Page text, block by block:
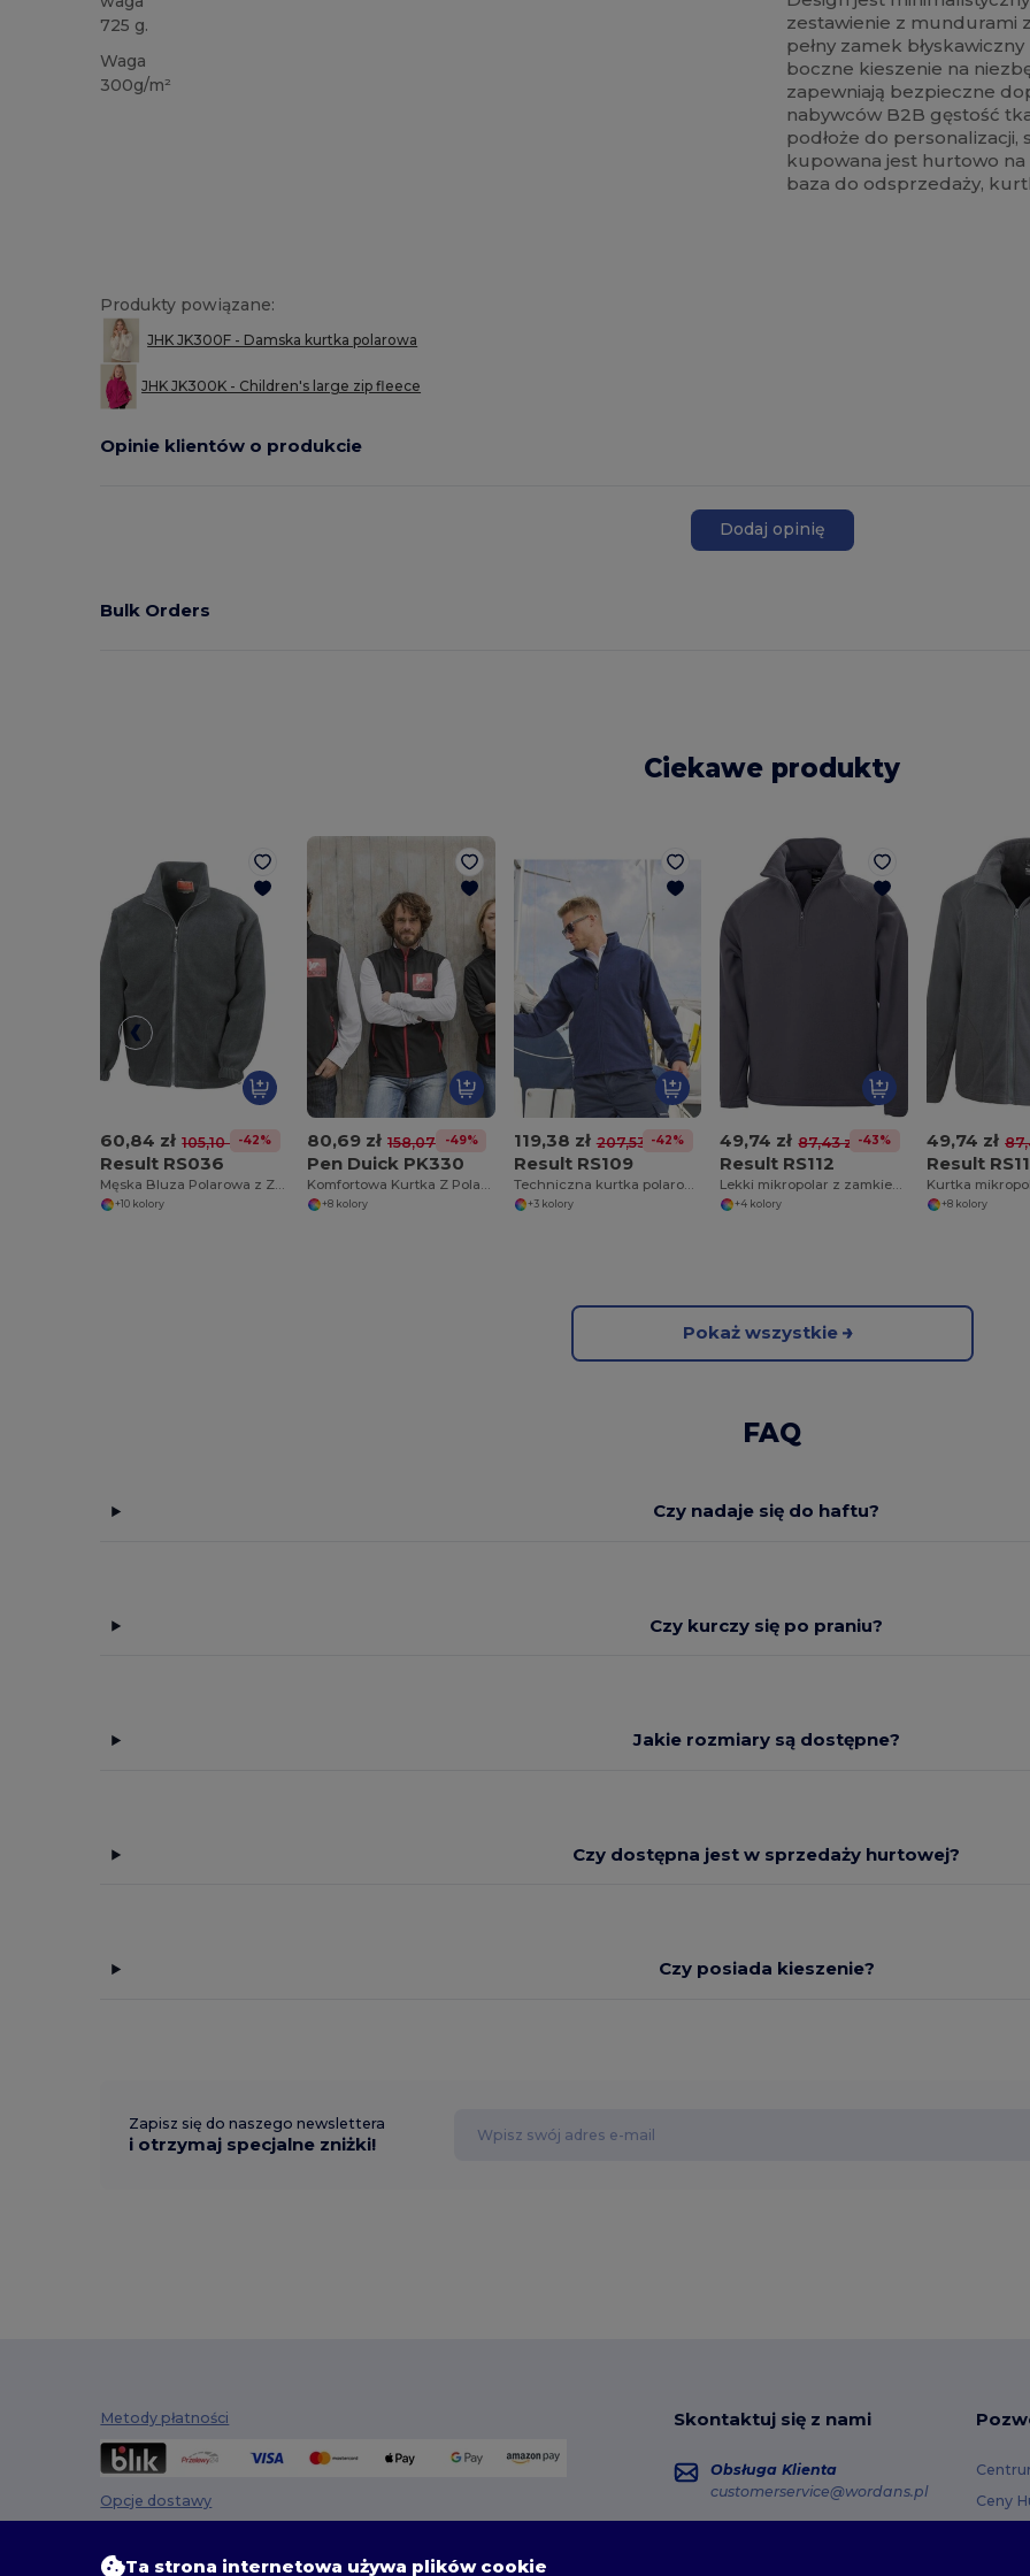
725 g.
Waga
300g/m²
zestawienie z mundurami
pełny zamek
boczne kieszenie na
zapewniają bezpieczne
nabywców B2B gęstość
podłoże do
kupowana jest hurtowo
baza do odsprzedaży,
Produkty powiązane:
JHK JK300F - Damska kurtka polarowa
JHK JK300K - Children's large zip fleece
Opinie klientów o produkcie
Dodaj opinię
Bulk Orders
Ciekawe produkty
60,84 zł 105,10 zł-42%
Result RS036
Męska Bluza Polarowa z Zamkiem RS036
+10 kolory
80,69 zł 158,07 zł-49%
Pen Duick PK330
Komfortowa Kurtka Z Polarem Na Zamek
+8 kolory
119,38 zł 207,53 zł-42%
Result RS109
Techniczna kurtka polarowa
+3 kolory
49,74 zł 87,43 zł -43%
Result RS112
Lekki mikropolar z zamkiem pod szyję
+4 kolory
49,74 zł
Result
Kurtka
+8 kolory
Pokaż wszystkie
FAQ
Czy nadaje się do haftu?
Czy kurczy się po praniu?
Jakie rozmiary są dostępne?
Czy dostępna jest w sprzedaży hurtowej?
Czy posiada kieszenie?
Zapisz się do naszego newslettera
i otrzymaj specjalne zniżki!
Metody płatności
Opcje dostawy
Skontaktuj się z nami
Obsługa Klienta
customerservice@wordans.pl
Ceny
Ta strona internetowa używa plików cookie